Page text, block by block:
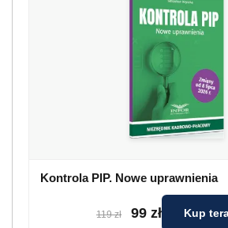
Kontrola PIP. Nowe uprawnienia
119 zł 99 zł Kup